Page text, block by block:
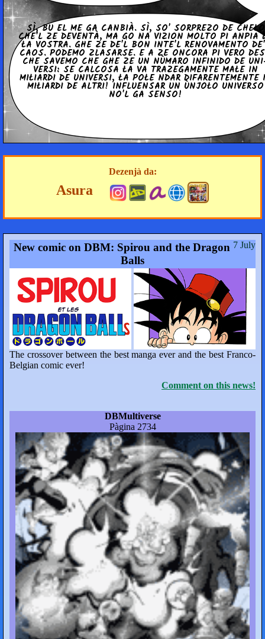
SÌ, BU EL ME GA CANBIÀ. SÌ, SO' SOR­PRE­ZO DE CHEŁO
CHE'L ZE DEVENTÀ, MA GO NA VIZION MOLTO PI ANPIA
ŁA VOSTRA. GHE ZE DE'L BON INTE'L RE­NO­VA­MEN­TO
CAOS. PODEMO ZLA­SAR­SE. E A ZE ONCORA PI VERO
CHE SAVEMO CHE GHE ZE UN NÙMARO IN­FI­NI­DO DE
VER­SI: SE CALCOSA ŁA VA TRA­ZE­GA­MEN­TE MAŁE IN
MIŁIAR­DI DE UNI­VER­SI, ŁA POŁE NDAR DI­FA­REN­TE­MEN­TE
MIŁIAR­DI DE ALTRI! IN­FLUEN­SAR UN ÙNJOŁO UNI­VER­SO
NO'L GA SENSO!
Dezenjà da:
Asura
7 July
New comic on DBM: Spirou and the Dragon
Balls
The crossover between the best manga ever and the best Franco-
Belgian comic ever!
Comment on this news!
DBMultiverse
Pàgina 2734